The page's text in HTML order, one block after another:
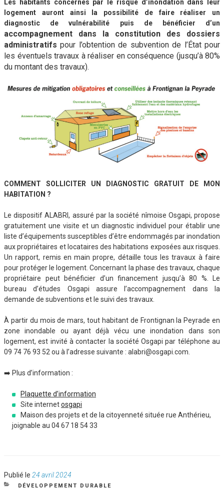
Les habitants concernés par le risque d’inondation dans leur
logement auront ainsi la possibilité de faire réaliser un
diagnostic de vulnérabilité puis de bénéficier d’un
accompagnement dans la constitution des dossiers
administratifs pour l’obtention de subvention de l’État pour
les éventuels travaux à réaliser en conséquence (jusqu’à 80%
du montant des travaux).
COMMENT SOLLICITER UN DIAGNOSTIC GRATUIT DE MON
HABITATION ?
Le dispositif ALABRI, assuré par la société nîmoise Osgapi, propose
gratuitement une visite et un diagnostic individuel pour établir une
liste d’équipements susceptibles d’être endommagés par inondation
aux propriétaires et locataires des habitations exposées aux risques.
Un rapport, remis en main propre, détaille tous les travaux à faire
pour protéger le logement. Concernant la phase des travaux, chaque
propriétaire peut bénéficier d’un financement jusqu’à 80 %. Le
bureau d’études Osgapi assure l’accompagnement dans la
demande de subventions et le suivi des travaux.
À partir du mois de mars, tout habitant de Frontignan la Peyrade en
zone inondable ou ayant déjà vécu une inondation dans son
logement, est invité à contacter la société Osgapi par téléphone au
09 74 76 93 52 ou à l’adresse suivante : alabri@osgapi.com.
➡️ Plus d’information :
Plaquette d’information
Site internetosgapi
Maison des projets et de la citoyenneté située rue Anthérieu,
joignable au 04 67 18 54 33
Publié le Publié
le
24 avril 2024
CATÉGORIES
DÉVELOPPEMENT DURABLE